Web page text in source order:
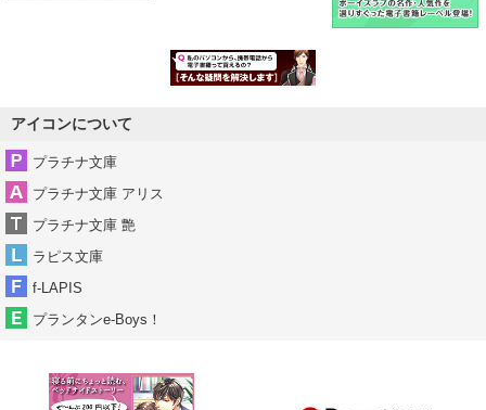
アイコンについて
プラチナ文庫
プラチナ文庫 アリス
プラチナ文庫 艶
ラピス文庫
f-LAPIS
プランタンe-Boys！